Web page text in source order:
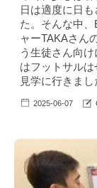
日は適度に日
た。そんな中
ャーTAKAさん
う生徒さん向
はフットサル
見学に行きま
2025-06-07